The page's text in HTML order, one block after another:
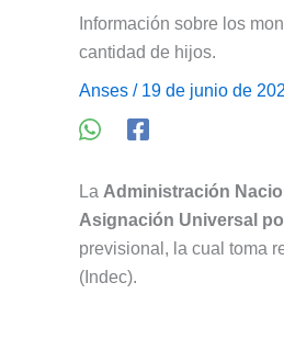
Información sobre los
cantidad de hijos.
Anses / 19 de junio de
La Administración
Asignación Universal
previsional, la cual toma
(Indec).